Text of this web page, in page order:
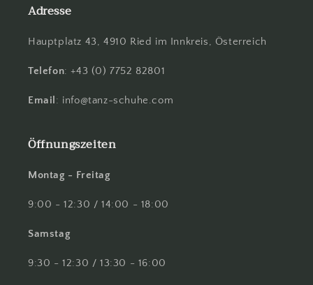
Adresse
Hauptplatz 43, 4910 Ried im Innkreis, Österreich
Telefon: +43 (0) 7752 82801
Email : info@tanz-schuhe.com
Öffnungszeiten
Montag - Freitag
9:00 - 12:30 / 14:00 - 18:00
Samstag
9:30 - 12:30 / 13:30 - 16:00